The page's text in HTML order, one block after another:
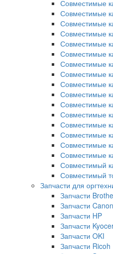
Совместимые
Совместимые
Совместимые
Совместимые
Совместимые
Совместимые
Совместимые
Совместимые
Совместимые
Совместимые
Совместимые
Совместимые
Совместимые
Совместимые
Совместимые
Совместимые
Совместимый
Совместимый
Запчасти для
Запчасти
Запчасти Canon
Запчасти HP
Запчасти
Запчасти OKI
Запчасти Ricoh